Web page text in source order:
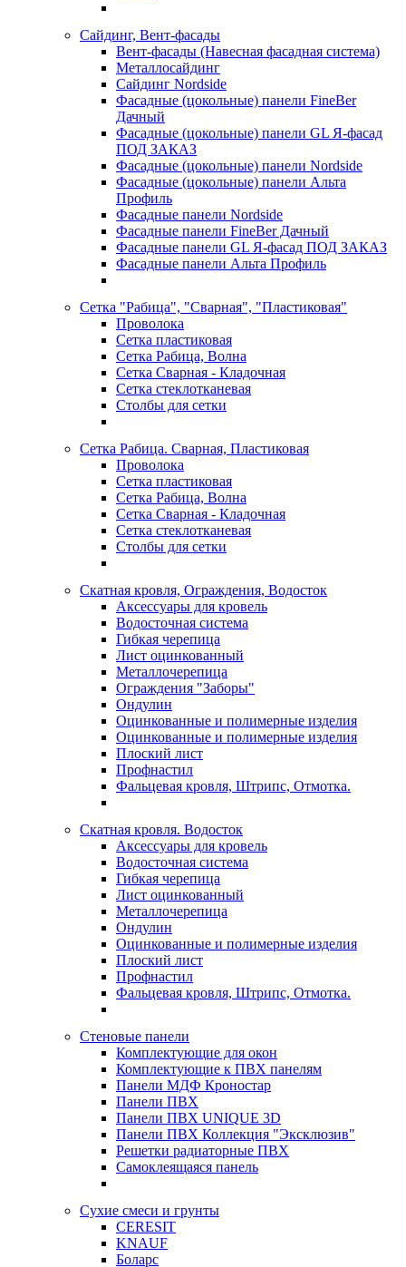
Сайдинг, Вент-фасады
Вент-фасады (Навесная фасадная система)
Металлосайдинг
Сайдинг Nordside
Фасадные (цокольные) панели FineBer
Дачный
Фасадные (цокольные) панели GL Я-фасад
ПОД ЗАКАЗ
Фасадные (цокольные) панели Nordside
Фасадные (цокольные) панели Альта
Профиль
Фасадные панели Nordside
Фасадные панели FineBer Дачный
Фасадные панели GL Я-фасад ПОД ЗАКАЗ
Фасадные панели Альта Профиль
Сетка "Рабица", "Сварная", "Пластиковая"
Проволока
Сетка пластиковая
Сетка Рабица, Волна
Сетка Сварная - Кладочная
Сетка стеклотканевая
Столбы для сетки
Сетка Рабица. Сварная, Пластиковая
Проволока
Сетка пластиковая
Сетка Рабица, Волна
Сетка Сварная - Кладочная
Сетка стеклотканевая
Столбы для сетки
Скатная кровля, Ограждения, Водосток
Аксессуары для кровель
Водосточная система
Гибкая черепица
Лист оцинкованный
Металлочерепица
Ограждения "Заборы"
Ондулин
Оцинкованные и полимерные изделия
Оцинкованные и полимерные изделия
Плоский лист
Профнастил
Фальцевая кровля, Штрипс, Отмотка.
Скатная кровля. Водосток
Аксессуары для кровель
Водосточная система
Гибкая черепица
Лист оцинкованный
Металлочерепица
Ондулин
Оцинкованные и полимерные изделия
Плоский лист
Профнастил
Фальцевая кровля, Штрипс, Отмотка.
Стеновые панели
Комплектующие для окон
Комплектующие к ПВХ панелям
Панели МДФ Кроностар
Панели ПВХ
Панели ПВХ UNIQUE 3D
Панели ПВХ Коллекция "Эксклюзив"
Решетки радиаторные ПВХ
Самоклеящаяся панель
Сухие смеси и грунты
CERESIT
KNAUF
Боларс